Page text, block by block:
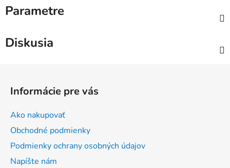
Parametre
Diskusia
Informácie pre vás
Ako nakupovať
Obchodné podmienky
Podmienky ochrany osobných údajov
Napíšte nám